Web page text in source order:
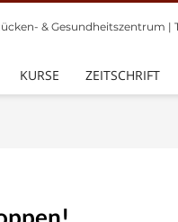
Freitag 8.00 Uhr bis 20.30
& Gesundheitszentrum |
KURSE ZEITSCHRIFT